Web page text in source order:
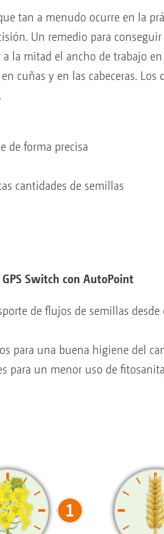
tan a menudo ocurre en la
Un remedio para
la mitad el ancho de trabajo
cuñas y en las cabeceras. Los
de forma precisa
cantidades de semillas
Switch con AutoPoint
de flujos de semillas desde
para una buena higiene del
para un menor uso de